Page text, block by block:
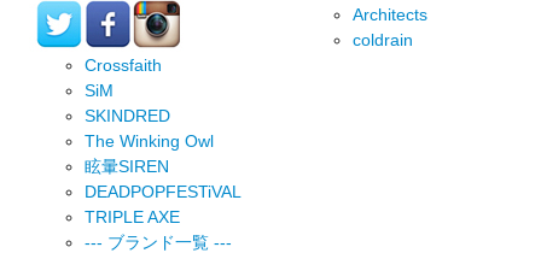
Architects
coldrain
Crossfaith
SiM
SKINDRED
The Winking Owl
眩暈SIREN
DEADPOPFESTiVAL
TRIPLE AXE
--- ブランド一覧 ---